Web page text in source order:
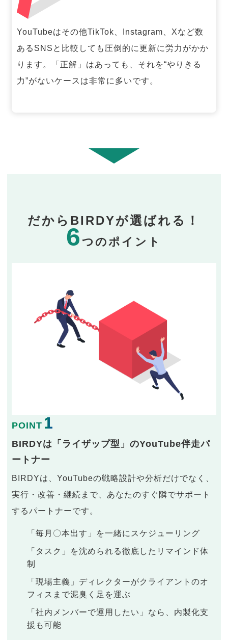
YouTubeはその他TikTok、Instagram、Xなど数
あるSNSと比較しても圧倒的に更新に労力がかか
ります。「正解」はあっても、それを“やりきる
力”がないケースは非常に多いです。
だからBIRDYが選ばれる！
6つのポイント
POINT 1
BIRDYは「ライザップ型」のYouTube伴走パ
ートナー
BIRDYは、YouTubeの戦略設計や分析だけでなく、
実行・改善・継続まで、あなたのすぐ隣でサポート
するパートナーです。
「毎月〇本出す」を一緒にスケジューリング
「タスク」を沈められる徹底したリマインド体
制
「現場主義」ディレクターがクライアントのオ
フィスまで泥臭く足を運ぶ
「社内メンバーで運用したい」なら、内製化支
援も可能